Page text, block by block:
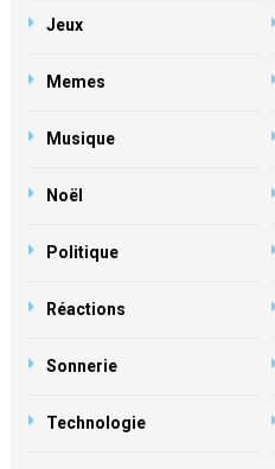
Jeux
Memes
Musique
Noël
Politique
Réactions
Sonnerie
Technologie